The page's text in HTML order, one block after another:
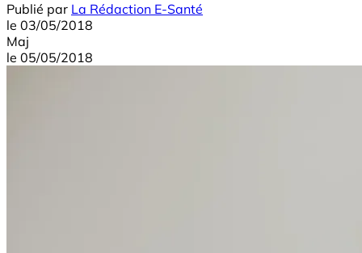
Publié par La Rédaction E-Santé
le 03/05/2018
Maj
le 05/05/2018